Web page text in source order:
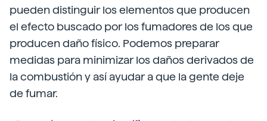
pueden distinguir los elementos que producen
el efecto buscado por los fumadores de los que
producen daño físico. Podemos preparar
medidas para minimizar los daños derivados de
la combustión y así ayudar a que la gente deje
de fumar.